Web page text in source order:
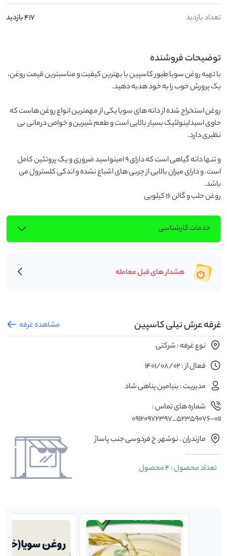
تعداد بازدید 417 بازدید
توضیحات فروشنده
روغن حلب و گالن ۱۶ کیلویی
خدمات کارشناسی
هشدار های قبل معامله
غرفه عرش نیلی کاسپین
مشاهده غرفه
نوع غرفه : شرکتی
فعال از : 1401/08/02
مدیریت : بنیامین پناهی شاد
شماره های تماس :
۰۱۱-۵۲۳۵۹۰۷۶_۰۹۱۲۰۹۷۲۳۹۷
مازندران . نوشهر. خ فردوسی جنب پاساژ
تعداد محصول : 4 محصول